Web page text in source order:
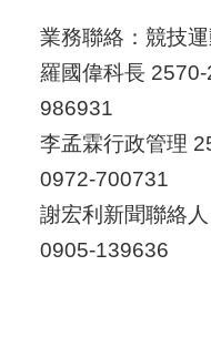
業務聯絡：競技
羅國偉科長
986931
李孟霖行政管理
0972-700731
謝宏利新聞聯絡
0905-139636